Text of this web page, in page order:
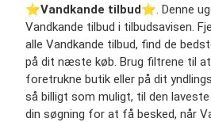
⭐️Vandkande tilbud⭐️. Denne
Vandkande tilbud i tilbudsavisen.
alle Vandkande tilbud, find de
på dit næste køb. Brug filtrene til
foretrukne butik eller på dit
så billigt som muligt, til den laveste
din søgning for at få besked, når